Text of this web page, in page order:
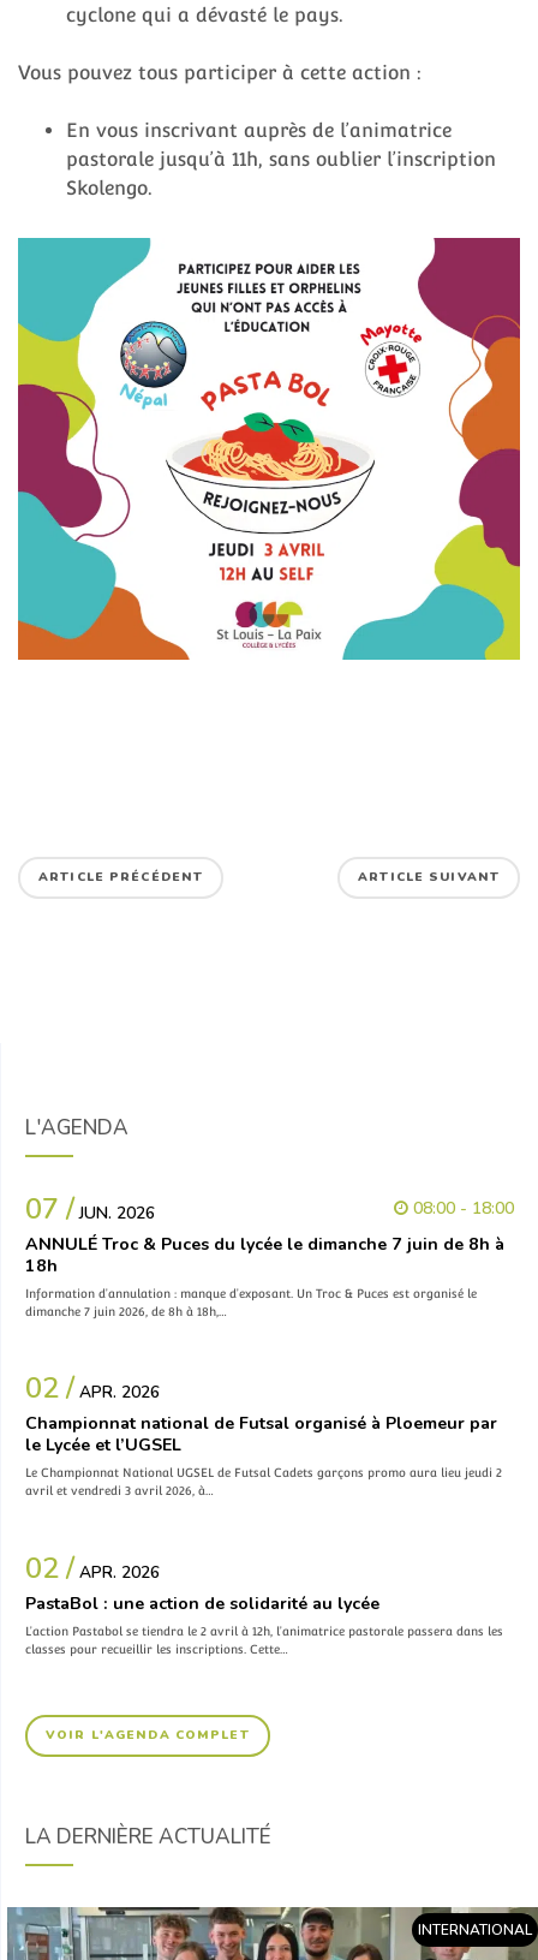
cyclone qui a dévasté le pays.
Vous pouvez tous participer à cette action :
En vous inscrivant auprès de l’animatrice
pastorale jusqu’à 11h, sans oublier l’inscription
Skolengo.
ARTICLE PRÉCÉDENT ARTICLE SUIVANT
L'AGENDA
07 /JUN. 2026
08:00 - 18:00
ANNULÉ Troc & Puces du lycée le dimanche 7 juin de 8h à
18h
Information d’annulation : manque d’exposant. Un Troc & Puces est organisé le
dimanche 7 juin 2026, de 8h à 18h,…
02 / APR. 2026
Championnat national de Futsal organisé à Ploemeur par
le Lycée et l’UGSEL
Le Championnat National UGSEL de Futsal Cadets garçons promo aura lieu jeudi 2
avril et vendredi 3 avril 2026, à…
02 / APR. 2026
PastaBol : une action de solidarité au lycée
L’action Pastabol se tiendra le 2 avril à 12h, l’animatrice pastorale passera dans les
classes pour recueillir les inscriptions. Cette…
VOIR L'AGENDA COMPLET
LA DERNIÈRE ACTUALITÉ
INTERNATIONAL